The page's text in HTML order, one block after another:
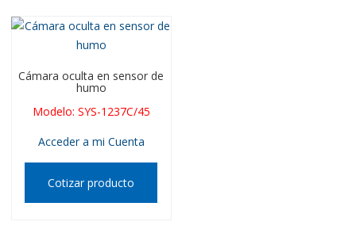
Cámara oculta en sensor de
humo
Modelo: SYS-1237C/45
Acceder a mi Cuenta
Cotizar producto